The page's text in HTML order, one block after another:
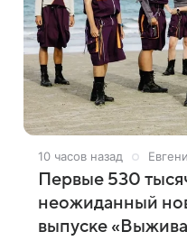
10 часов назад
Первые 530
неожиданный
выпуске